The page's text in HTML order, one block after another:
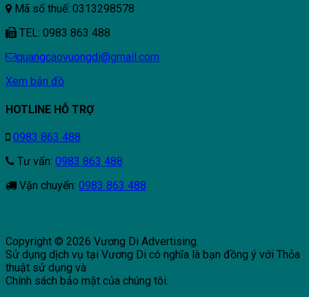
Mã số thuế: 0313298578
TEL: 0983 863 488
quangcaovuongdi@gmail.com
Xem bản đồ
HOTLINE HỖ TRỢ
0983 863 488
Tư vấn: 0983 863 488
Vận chuyển: 0983 863 488
Copyright © 2026 Vương Di Advertising.
Sử dụng dịch vụ tại Vương Di có nghĩa là bạn đồng ý với Thỏa
thuật sử dụng và
Chính sách bảo mật của chúng tôi.